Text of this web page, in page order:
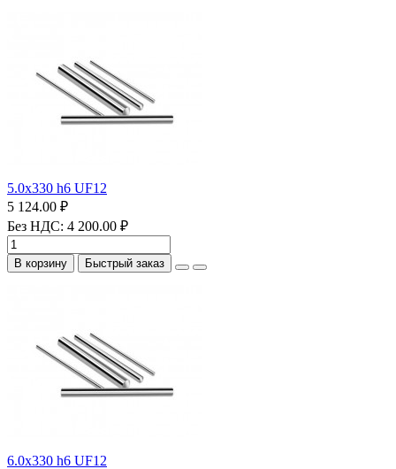
5.0х330 h6 UF12
5 124.00 ₽
Без НДС: 4 200.00 ₽
В корзину Быстрый заказ
6.0х330 h6 UF12